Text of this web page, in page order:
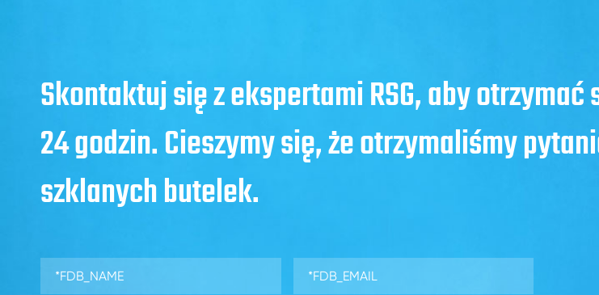
Skontaktuj się z ekspertami RSG, aby
24 godzin. Cieszymy się, że otrzymaliśmy
szklanych butelek.